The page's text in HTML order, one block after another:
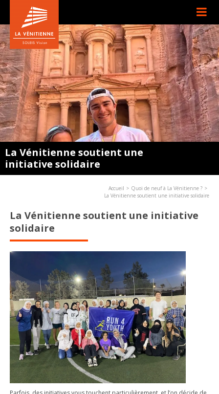
La Vénitienne soutient une
initiative solidaire
Accueil
Quoi de neuf à La Vénitienne ?
La Vénitienne soutient une initiative solidaire
La Vénitienne soutient une initiative
solidaire